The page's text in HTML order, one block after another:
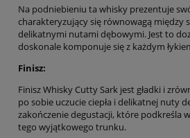
Na podniebieniu ta whisky prezentuje
charakteryzujący się równowagą między
delikatnymi nutami dębowymi. Jest to
doskonale komponuje się z każdym
Finisz:
Finisz Whisky Cutty Sark jest gładki i
po sobie uczucie ciepła i delikatnej nuty
zakończenie degustacji, które podkreśla
tego wyjątkowego trunku.